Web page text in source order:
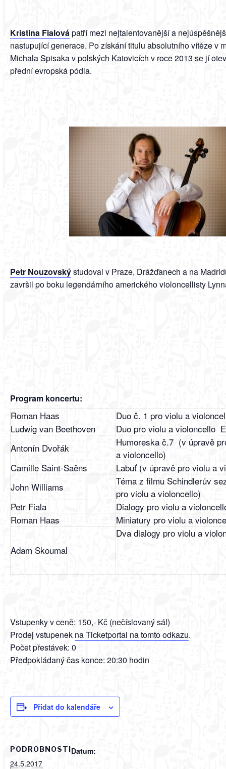
Kristina Fialovápatří mezi nejtalentovanější a
nastupující generace. Po získání titulu absolutního vítěze v
Michala Spisaka v polských Katovicích v roce 2013 se jí
přední evropská pódia.
Petr Nouzovskýstudoval v Praze, Drážďanech a na
završil po boku legendárního amerického violoncellisty
Program koncertu:
Roman Haas
Duo č. 1 pro violu a
Ludwig van Beethoven
Duo pro violu a violoncello
Antonín Dvořák
Humoreska č.7 (v úpravě
a violoncello)
Camille Saint-Saëns
Labuť (v úpravě pro violu a
John Williams
Téma z filmu Schindlerův
pro violu a violoncello)
Petr Fiala
Dialogy pro violu a
Roman Haas
Miniatury pro violu a
Adam Skoumal
Dva dialogy pro violu a
Vstupenky v ceně: 150,- Kč (nečíslovaný sál)
Prodej vstupenek na Ticketportal na tomto odkazu.
Počet přestávek: 0
Předpokládaný čas konce: 20:30 hodin
Přidat do kalendáře
PODROBNOSTIDatum:
24.5.2017